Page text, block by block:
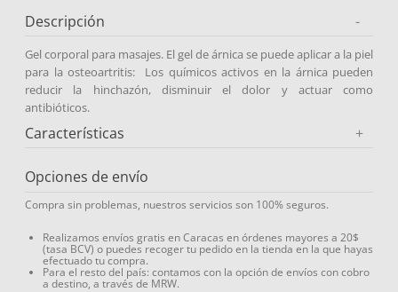
Descripción -
Gel corporal para masajes. El gel de árnica se puede aplicar a la piel
para la osteoartritis: Los químicos activos en la árnica pueden
reducir la hinchazón, disminuir el dolor y actuar como
antibióticos.
Características +
Opciones de envío
Compra sin problemas, nuestros servicios son 100% seguros.
Realizamos envíos gratis en Caracas en órdenes mayores a 20$
(tasa BCV) o puedes recoger tu pedido en la tienda en la que hayas
efectuado tu compra.
Para el resto del país: contamos con la opción de envíos con cobro
a destino, a través de MRW.
10
protector solar